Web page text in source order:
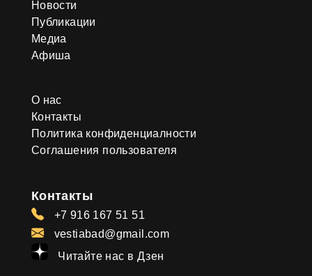
Новости
Публикации
Медиа
Афиша
О нас
Контакты
Политика конфиденциалности
Соглашения пользователя
Контакты
+7 916 167 51 51
vestiabad@gmail.com
Читайте нас в Дзен